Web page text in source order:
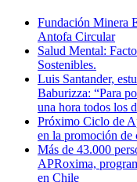
Fundación Minera
Antofa Circular
Salud Mental:
Sostenibles.
Luis Santander,
Baburizza: “Para
una hora todos los
Próximo Ciclo de
en la promoción de
Más de 43.000
APRoxima,
en Chile